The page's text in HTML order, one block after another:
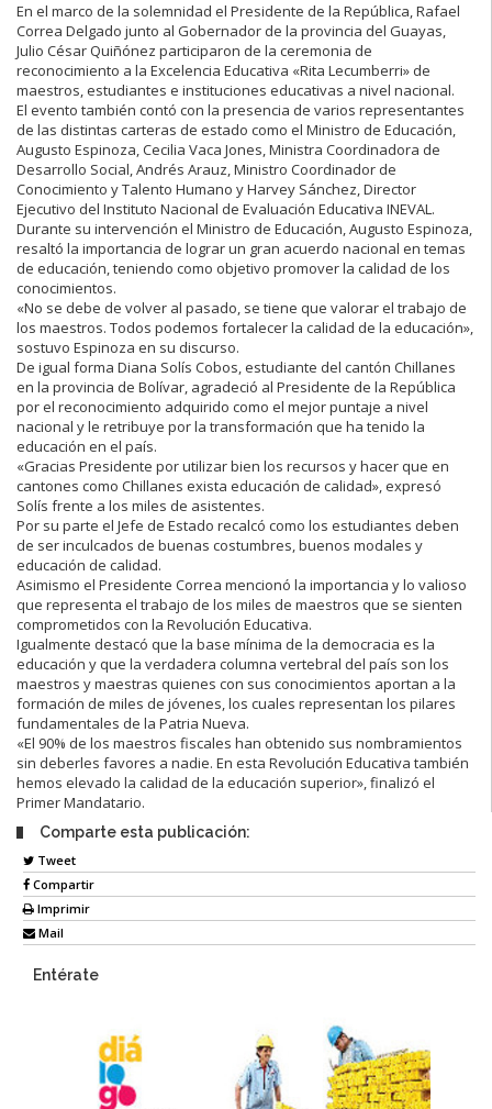
En el marco de la solemnidad el Presidente de la República, Rafael
Correa Delgado junto al Gobernador de la provincia del Guayas,
Julio César Quiñónez participaron de la ceremonia de
reconocimiento a la Excelencia Educativa «Rita Lecumberri» de
maestros, estudiantes e instituciones educativas a nivel nacional.
El evento también contó con la presencia de varios representantes
de las distintas carteras de estado como el Ministro de Educación,
Augusto Espinoza, Cecilia Vaca Jones, Ministra Coordinadora de
Desarrollo Social, Andrés Arauz, Ministro Coordinador de
Conocimiento y Talento Humano y Harvey Sánchez, Director
Ejecutivo del Instituto Nacional de Evaluación Educativa INEVAL.
Durante su intervención el Ministro de Educación, Augusto Espinoza,
resaltó la importancia de lograr un gran acuerdo nacional en temas
de educación, teniendo como objetivo promover la calidad de los
conocimientos.
«No se debe de volver al pasado, se tiene que valorar el trabajo de
los maestros. Todos podemos fortalecer la calidad de la educación»,
sostuvo Espinoza en su discurso.
De igual forma Diana Solís Cobos, estudiante del cantón Chillanes
en la provincia de Bolívar, agradeció al Presidente de la República
por el reconocimiento adquirido como el mejor puntaje a nivel
nacional y le retribuye por la transformación que ha tenido la
educación en el país.
«Gracias Presidente por utilizar bien los recursos y hacer que en
cantones como Chillanes exista educación de calidad», expresó
Solís frente a los miles de asistentes.
Por su parte el Jefe de Estado recalcó como los estudiantes deben
de ser inculcados de buenas costumbres, buenos modales y
educación de calidad.
Asimismo el Presidente Correa mencionó la importancia y lo valioso
que representa el trabajo de los miles de maestros que se sienten
comprometidos con la Revolución Educativa.
Igualmente destacó que la base mínima de la democracia es la
educación y que la verdadera columna vertebral del país son los
maestros y maestras quienes con sus conocimientos aportan a la
formación de miles de jóvenes, los cuales representan los pilares
fundamentales de la Patria Nueva.
«El 90% de los maestros fiscales han obtenido sus nombramientos
sin deberles favores a nadie. En esta Revolución Educativa también
hemos elevado la calidad de la educación superior», finalizó el
Primer Mandatario.
Comparte esta publicación:
Tweet
Compartir
Imprimir
Mail
Entérate